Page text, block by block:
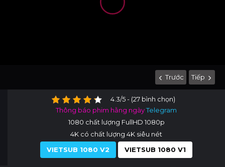
Trước Tiếp
4.3/5 - (27 bình chọn)
Thông báo phim hằng ngàyTelegram
1080 chất lượng FullHD 1080p
4K có chất lượng 4K siêu nét
VIETSUB 1080 V2
VIETSUB 1080 V1